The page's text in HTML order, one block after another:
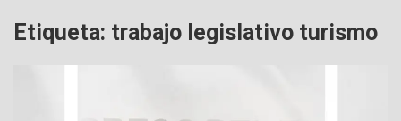
Etiqueta: trabajo legislativo turismo